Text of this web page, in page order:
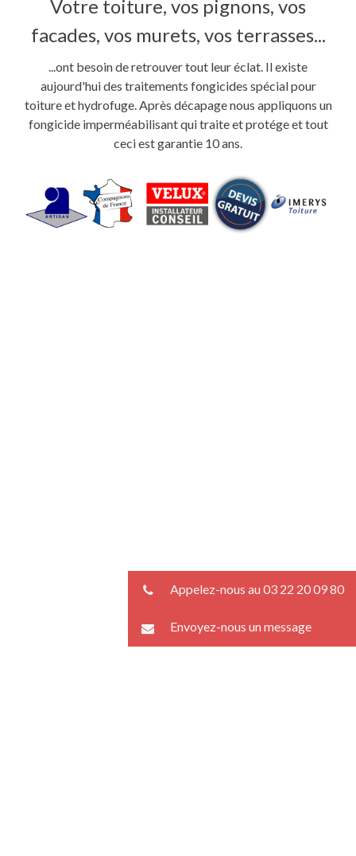
Votre toiture, vos pignons, vos
facades, vos murets, vos terrasses...
...ont besoin de retrouver tout leur éclat. Il existe
aujourd'hui des traitements fongicides spécial pour
toiture et hydrofuge. Après décapage nous appliquons un
fongicide imperméabilisant qui traite et protége et tout
ceci est garantie 10 ans.
Appelez-nous au 03 22 20 09 80
Envoyez-nous un message